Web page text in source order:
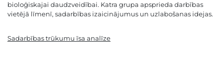
bioloģiskajai daudzveidībai. Katra grupa apsprieda darbības
vietējā līmenī, sadarbības izaicinājumus un uzlabošanas idejas.
Sadarbības trūkumu īsa analīze